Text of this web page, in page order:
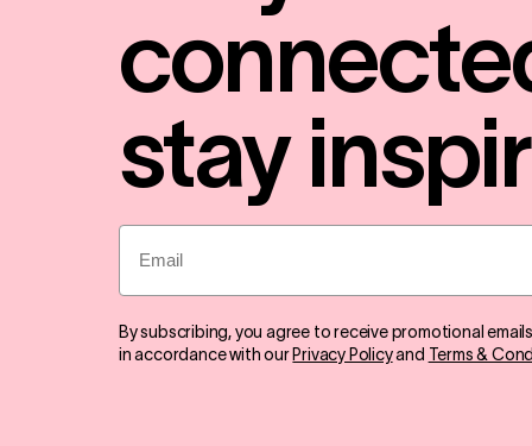
stay
Email
By subscribing, you agree to receive promotional
in accordance with ourPrivacy Policyand Terms &